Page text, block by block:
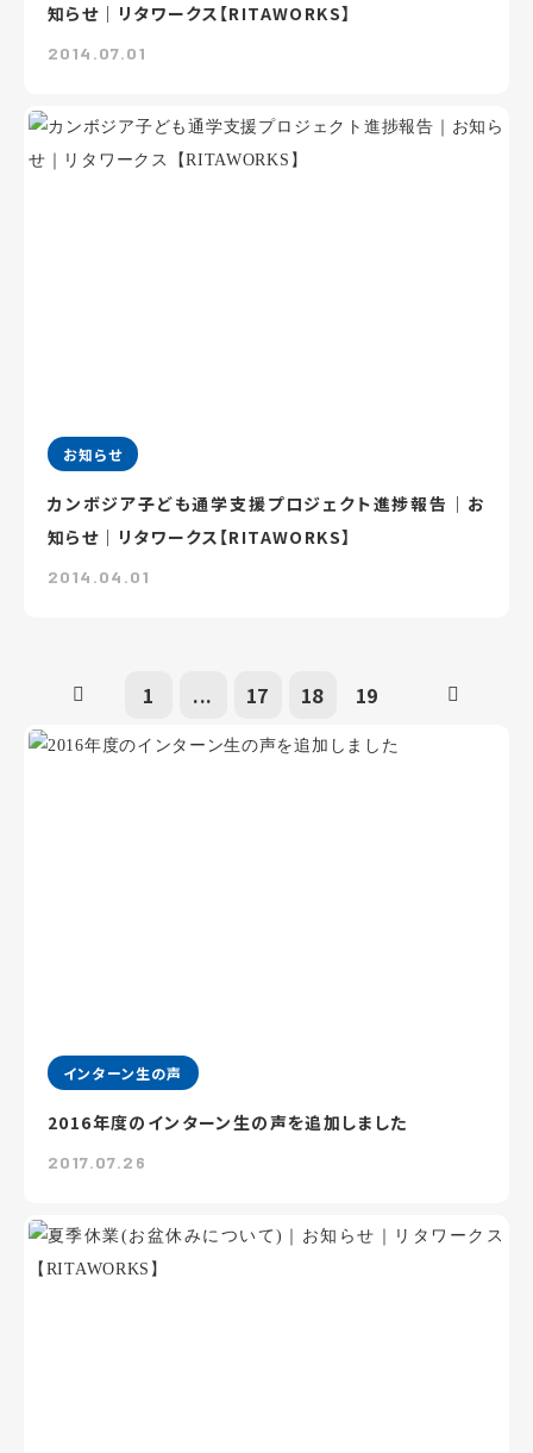
知らせ｜リタワークス【RITAWORKS】
2014.07.01
お知らせ
カンボジア子ども通学支援プロジェクト進捗報告｜お
知らせ｜リタワークス【RITAWORKS】
2014.04.01
1 ... 17 18 19
インターン生の声
2016年度のインターン生の声を追加しました
2017.07.26